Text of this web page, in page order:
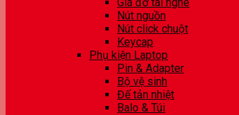
Nút nguồn
Nút click chuột
Keycap
Phụ kiện Laptop
Pin & Adapter
Bộ vệ sinh
Đế tản nhiệt
Balo & Túi